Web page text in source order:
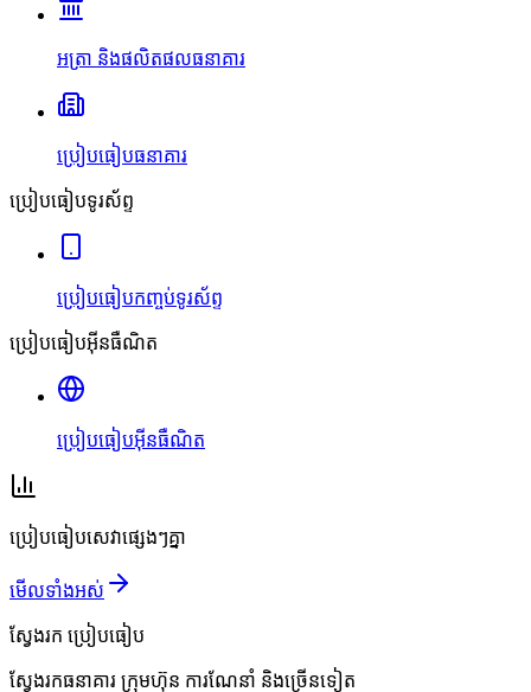
អត្រា និងផលិតផលធនាគារ
ប្រៀបធៀបធនាគារ
ប្រៀបធៀបទូរស័ព្ទ
ប្រៀបធៀបកញ្ចប់ទូរស័ព្ទ
ប្រៀបធៀបអ៊ីនធឺណិត
ប្រៀបធៀបអ៊ីនធឺណិត
ប្រៀបធៀបសេវាផ្សេងៗគ្នា
មើលទាំងអស់
ស្វែងរក ប្រៀបធៀប
ស្វែងរកធនាគារ ក្រុមហ៊ុន ការណែនាំ និងច្រើនទៀត